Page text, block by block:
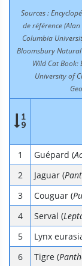
Sources :
de référence
Columbia
Bloomsbury
Wild Cat Book:
University of

Guépard (
Jaguar (
Couguar (
Serval (
Lynx
Tigre (